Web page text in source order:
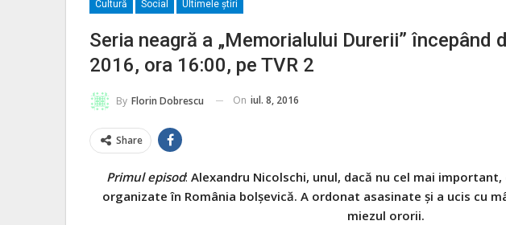
Cultură Social Ultimele ştiri
Seria neagră a „Memorialului Durerii” începând
2016, ora 16:00, pe TVR 2
By Florin Dobrescu On iul. 8, 2016
Share
Primul episod: Alexandru Nicolschi, unul, dacă nu cel mai
organizate în România bolşevică. A ordonat asasinate şi a ucis cu
miezul ororii.